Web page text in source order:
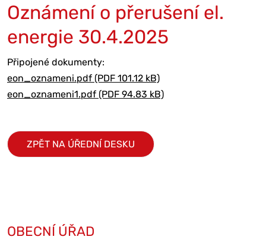
Oznámení o přerušení el.
energie 30.4.2025
Připojené dokumenty:
eon_oznameni.pdf (PDF 101.12 kB)
eon_oznameni1.pdf (PDF 94.83 kB)
ZPĚT NA ÚŘEDNÍ DESKU
OBECNÍ ÚŘAD